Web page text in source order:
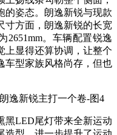
的姿态。朗逸新锐与现款
寸方面，朗逸新锐的长宽
2651mm。车辆配置锐逸
上显得还算协调，让整个
车型家族风格尚存，但也
黑LED尾灯带来全新运动